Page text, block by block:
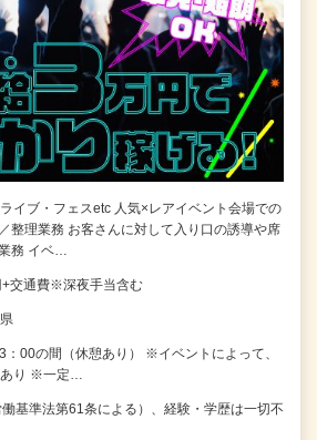
イブ・フェスetc 人気×レアイベント会場での
整理業務 お客さんに対して入り口の誘導や席
務 イベ…
+交通費※深夜手当含む
：00の間（休憩あり） ※イベントによって、
あり ※一定…
基準法第61条による）、経験・学歴は一切不